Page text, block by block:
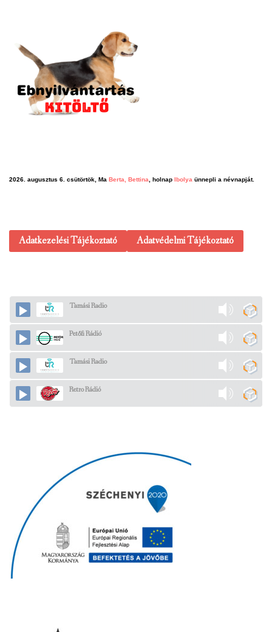
2026. augusztus 6. csütörtök, Ma Berta, Bettina, holnap Ibolya ünnepli a névnapját.
Adatkezelési Tájékoztató Adatvédelmi Tájékoztató
Tamási Radio
Petőfi Rádió
Tamási Radio
Retro Rádió